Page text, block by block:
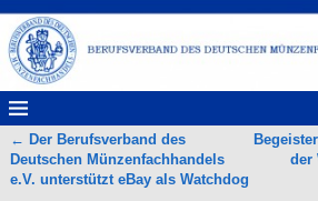
Artikelnavigation
← Der Berufsverband des
Deutschen Münzenfachhandels
e.V. unterstützt eBay als Watchdog
der